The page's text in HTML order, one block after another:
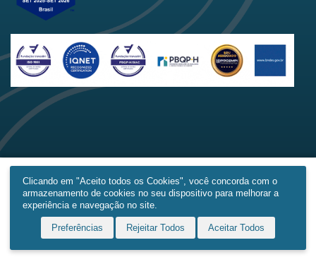
Home Produtos Obras Contato Mais
Clicando em "Aceito todos os Cookies", você concorda com o
armazenamento de cookies no seu dispositivo para melhorar a
experiência e navegação no site.
Preferências Rejeitar Todos Aceitar Todos